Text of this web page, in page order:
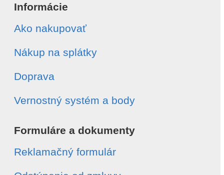
Informácie
Ako nakupovať
Nákup na splátky
Doprava
Vernostný systém a body
Formuláre a dokumenty
Reklamačný formulár